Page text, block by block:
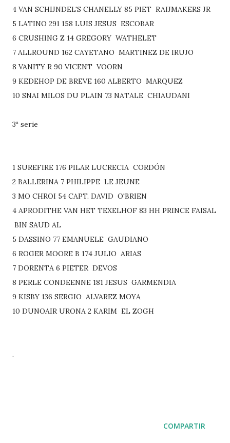
4 VAN SCHIJNDEL'S CHANELLY 85 PIET RAIJMAKERS JR
5 LATINO 291 158 LUIS JESUS ESCOBAR
6 CRUSHING Z 14 GREGORY WATHELET
7 ALLROUND 162 CAYETANO MARTINEZ DE IRUJO
8 VANITY R 90 VICENT VOORN
9 KEDEHOP DE BREVE 160 ALBERTO MARQUEZ
10 SNAI MILOS DU PLAIN 73 NATALE CHIAUDANI
3ª serie
1 SUREFIRE 176 PILAR LUCRECIA CORDÓN
2 BALLERINA 7 PHILIPPE LE JEUNE
3 MO CHROI 54 CAPT. DAVID O'BRIEN
4 APRODITHE VAN HET TEXELHOF 83 HH PRINCE FAISAL
BIN SAUD AL
5 DASSINO 77 EMANUELE GAUDIANO
6 ROGER MOORE B 174 JULIO ARIAS
7 DORENTA 6 PIETER DEVOS
8 PERLE CONDEENNE 181 JESUS GARMENDIA
9 KISBY 136 SERGIO ALVAREZ MOYA
10 DUNOAIR URONA 2 KARIM EL ZOGH
.
COMPARTIR